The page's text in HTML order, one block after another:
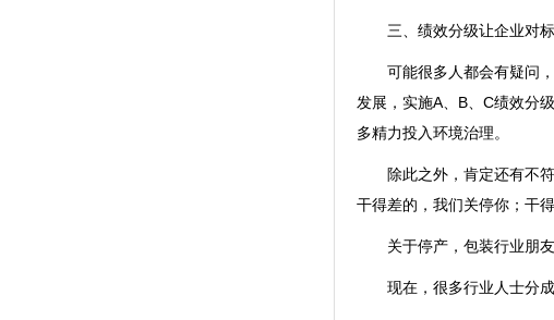
三、绩效分级让企业对
可能很多人都会有疑问
发展，实施A、B、C绩效分
多精力投入环境治理。
除此之外，肯定还有不
干得差的，我们关停你；干
关于停产，包装行业朋
现在，很多行业人士分